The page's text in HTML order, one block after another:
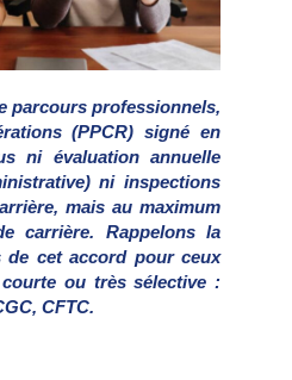
parcours professionnels,
(PPCR) signé en
ni évaluation annuelle
ni inspections
mais au maximum
carrière. Rappelons la
de cet accord pour ceux
ou très sélective :
CFTC.